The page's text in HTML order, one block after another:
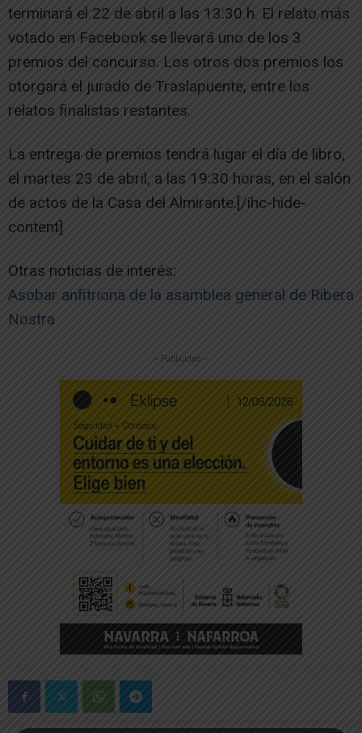
terminará el 22 de abril a las 13:30 h. El relato más
votado en Facebook se llevará uno de los 3
premios del concurso. Los otros dos premios los
otorgará el jurado de Traslapuente, entre los
relatos finalistas restantes.
La entrega de premios tendrá lugar el día de libro,
el martes 23 de abril, a las 19:30 horas, en el salón
de actos de la Casa del Almirante.[/ihc-hide-
content]
Otras noticias de interés:
Asobar anfitriona de la asamblea general de Ribera
Nostra
-- Publicidad --